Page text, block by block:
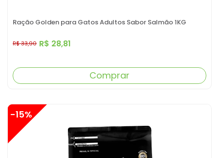
Ração Golden para Gatos Adultos Sabor Salmão 1KG
R$ 28,81
R$ 33,90
Comprar
-15%